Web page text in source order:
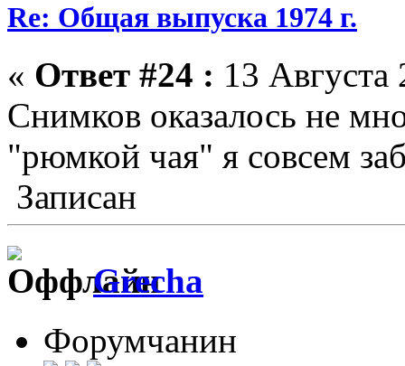
Re: Общая выпуска 1974 г.
« Ответ #24 : 13
Снимков оказалось не
"рюмкой чая" я совсем
Записан
Grecha
Форумчанин